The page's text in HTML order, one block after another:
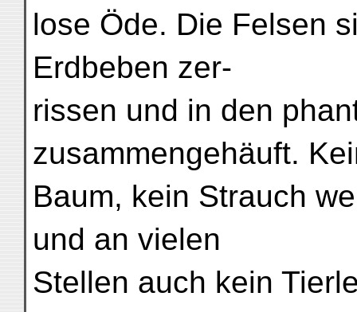
lose Öde. Die Felsen
Erdbeben zer-
rissen und in den
zusammengehäuft.
Baum, kein Strauch
und an vielen
Stellen auch kein